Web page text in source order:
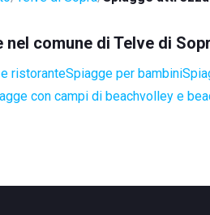
comune di Telve di
ristoranteSpiagge per bambini
con campi di beachvolley e